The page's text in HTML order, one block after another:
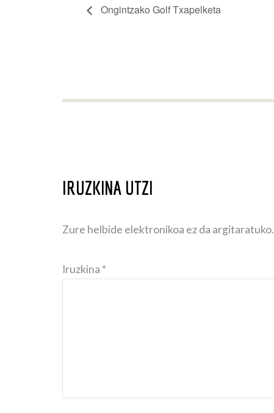
Ongintzako Golf Txapelketa
IRUZKINA UTZI
Zure helbide elektronikoa ez da argitaratuko.
Iruzkina *